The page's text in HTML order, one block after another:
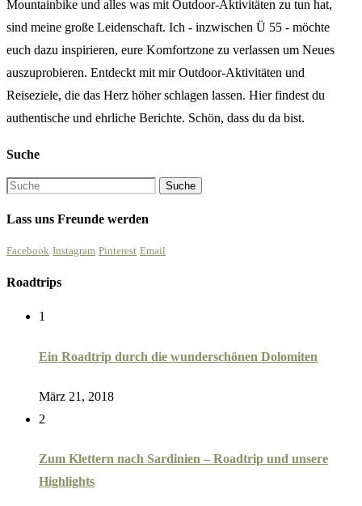
Mountainbike und alles was mit Outdoor-Aktivitäten zu tun hat,
sind meine große Leidenschaft. Ich - inzwischen Ü 55 - möchte
euch dazu inspirieren, eure Komfortzone zu verlassen um Neues
auszuprobieren. Entdeckt mit mir Outdoor-Aktivitäten und
Reiseziele, die das Herz höher schlagen lassen. Hier findest du
authentische und ehrliche Berichte. Schön, dass du da bist.
Suche
Lass uns Freunde werden
Facebook Instagram Pinterest Email
Roadtrips
1
Ein Roadtrip durch die wunderschönen Dolomiten
März 21, 2018
2
Zum Klettern nach Sardinien – Roadtrip und unsere
Highlights